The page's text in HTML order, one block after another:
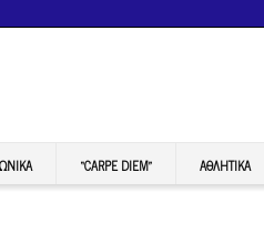
“CARPE DIEM” ΑΘΛΗΤΙΚΆ